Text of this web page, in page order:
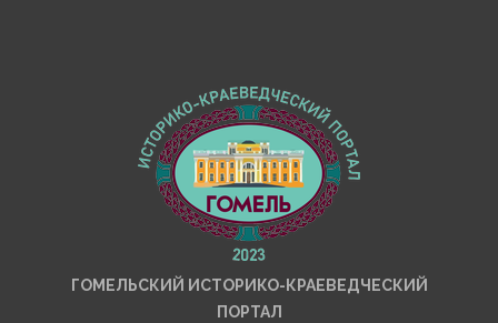
ГОМЕЛЬСКИЙ ИСТОРИКО-КРАЕВЕДЧЕСКИЙ
ПОРТАЛ